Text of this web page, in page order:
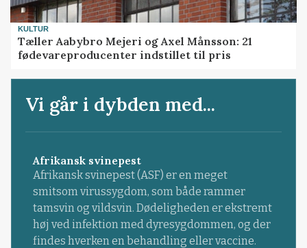
KULTUR
Tæller Aabybro Mejeri og Axel Månsson: 21
fødevareproducenter indstillet til pris
Vi går i dybden med...
Afrikansk svinepest
Afrikansk svinepest (ASF) er en meget
smitsom virussygdom, som både rammer
tamsvin og vildsvin. Dødeligheden er ekstremt
høj ved infektion med dyresygdommen, og der
findes hverken en behandling eller vaccine.